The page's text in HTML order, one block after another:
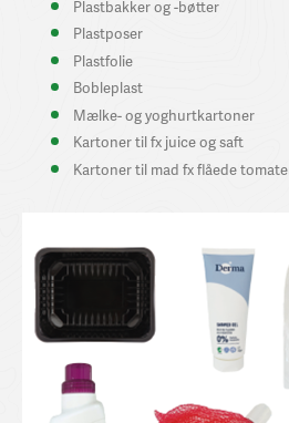
Plastbakker og -bøtter
Plastposer
Plastfolie
Bobleplast
Mælke- og yoghurtkartoner
Kartoner til fx juice og saft
Kartoner til mad fx flåede